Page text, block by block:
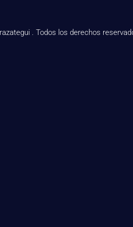
. Todos los derechos